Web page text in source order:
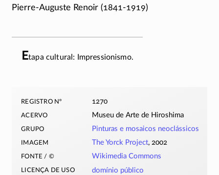
Pierre-Auguste Renoir (1841-1919)
Etapa cultural: Impressionismo.
registro nº 1270
acervo Museu de Arte de Hiroshima
grupo Pinturas e mosaicos neoclássicos
imagem The Yorck Project, 2002
fonte / © Wikimedia Commons
licença de uso domínio público